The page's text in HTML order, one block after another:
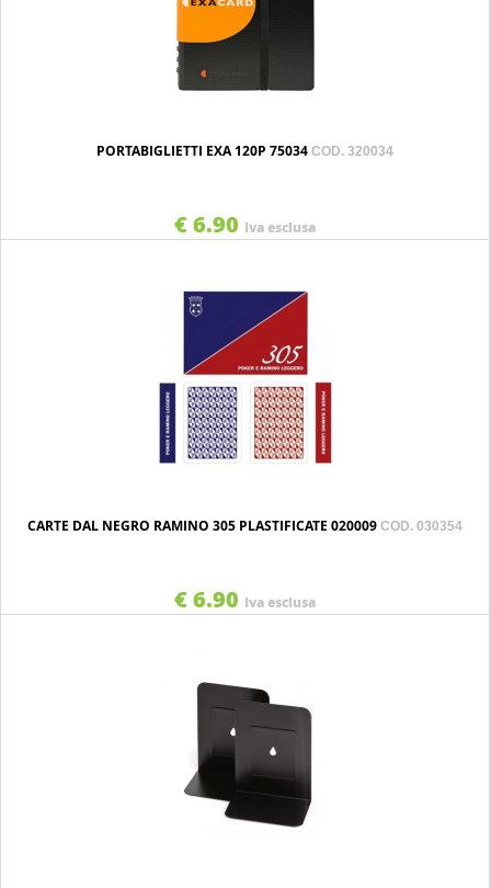
PORTABIGLIETTI EXA 120P 75034 COD. 320034
€ 6.90 Iva esclusa
CARTE DAL NEGRO RAMINO 305 PLASTIFICATE 020009 COD. 030354
€ 6.90 Iva esclusa